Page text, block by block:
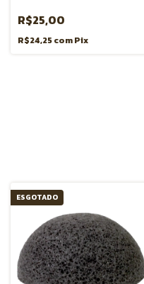
R$25,00
R$24,25comPix
ESGOTADO